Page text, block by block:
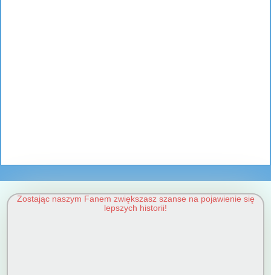
Zostając naszym Fanem zwiększasz szanse na pojawienie się
lepszych historii!